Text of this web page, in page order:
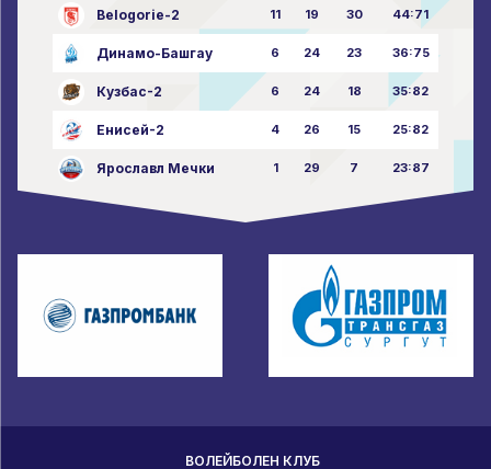
Belogorie-2 11 19 30 44:71
Динамо-Башгау 6 24 23 36:75
Кузбас-2 6 24 18 35:82
Енисей-2 4 26 15 25:82
Ярославл Мечки 1 29 7 23:87
ВОЛЕЙБОЛЕН КЛУБ